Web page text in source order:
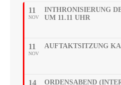
11
NOV
INTHRONISIERUNG
UM 11.11 UHR
11
NOV
AUFTAKTSITZUNG
14 ORDENSABEND